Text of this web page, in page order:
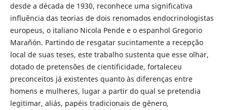
desde a década de 1930, reconhece uma significativa
influência das teorias de dois renomados endocrinologistas
europeus, o italiano Nicola Pende e o espanhol Gregorio
Marañón. Partindo de resgatar sucintamente a recepção
local de suas teses, este trabalho sustenta que esse olhar,
dotado de pretensões de cientificidade, fortaleceu
preconceitos já existentes quanto às diferenças entre
homens e mulheres, lugar a partir do qual se pretendia
legitimar, aliás, papéis tradicionais de gênero,